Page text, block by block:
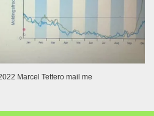
Marcel Tettero mail me